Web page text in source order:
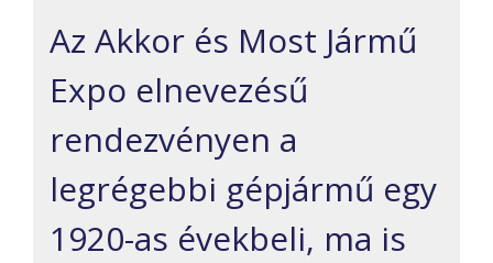
Az Akkor és Most Jármű
Expo elnevezésű
rendezvényen a
legrégebbi gépjármű egy
1920-as évekbeli, ma is